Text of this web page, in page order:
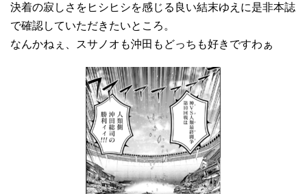
決着の寂しさをヒシヒシを感じる良い結末ゆえに是非本誌
で確認していただきたいところ。
なんかねぇ、スサノオも沖田もどっちも好きですわぁ